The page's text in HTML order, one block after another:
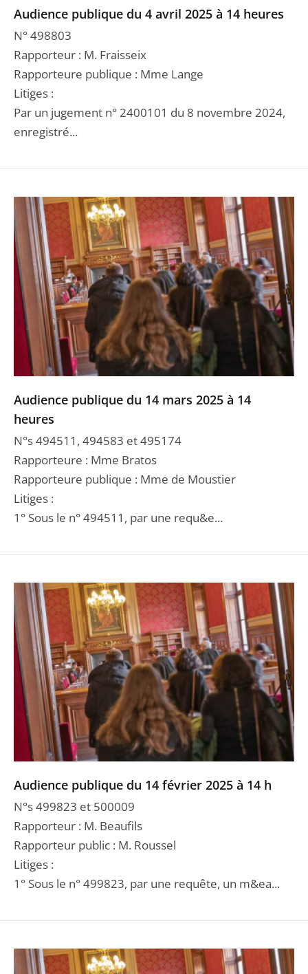
Audience publique du 4 avril 2025 à 14 heures
N° 498803
Rapporteur : M. Fraisseix
Rapporteure publique : Mme Lange
Litiges :
Par un jugement n° 2400101 du 8 novembre 2024,
enregistré...
Audience publique du 14 mars 2025 à 14
heures
N°s 494511, 494583 et 495174
Rapporteure : Mme Bratos
Rapporteure publique : Mme de Moustier
Litiges :
1° Sous le n° 494511, par une requ&e...
Audience publique du 14 février 2025 à 14 h
N°s 499823 et 500009
Rapporteur : M. Beaufils
Rapporteur public : M. Roussel
Litiges :
1° Sous le n° 499823, par une requête, un m&ea...